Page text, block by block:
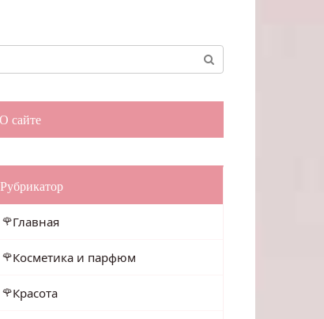
О сайте
Рубрикатор
Главная
Косметика и парфюм
Красота